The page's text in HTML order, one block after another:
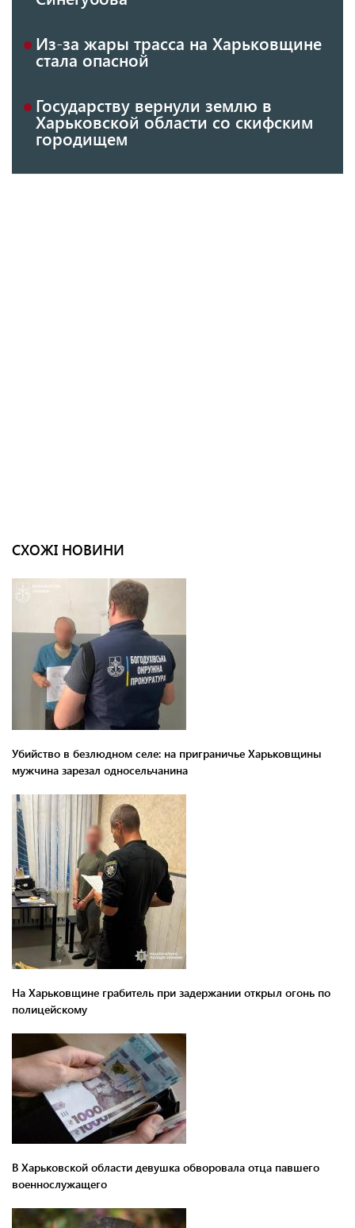
Из-за жары трасса на Харьковщине
стала опасной
Государству вернули землю в
Харьковской области со скифским
городищем
СХОЖІ НОВИНИ
Убийство в безлюдном селе: на приграничье Харьковщины
мужчина зарезал односельчанина
На Харьковщине грабитель при задержании открыл огонь по
полицейскому
В Харьковской области девушка обворовала отца павшего
военнослужащего